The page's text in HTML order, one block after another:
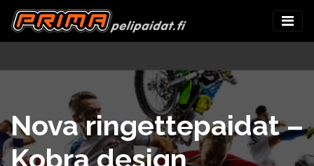
Nova ringettepaidat –
Kobra design